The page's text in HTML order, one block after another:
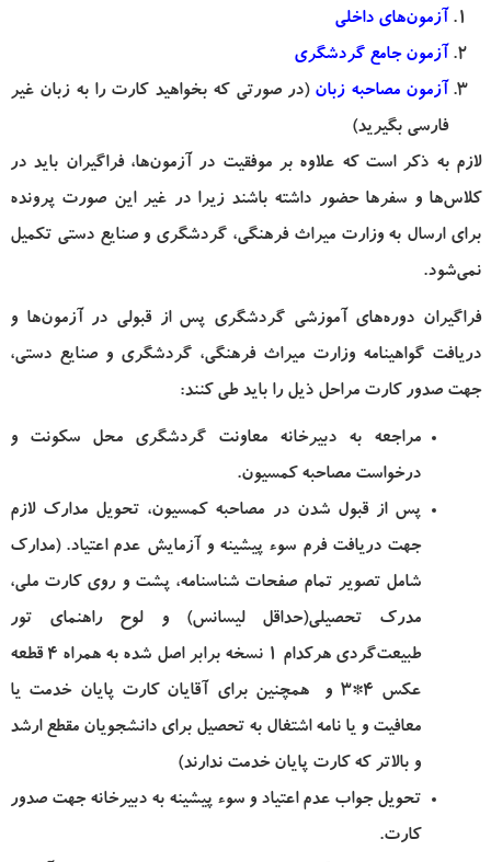
آزمون‌های داخلی
آزمون جامع گردشگری
آزمون مصاحبه زبان (در صورتی که بخواهید کارت را به زبان غیر
فارسی بگیرید)
لازم به ذکر است که علاوه بر موفقیت در آزمون‌ها، فراگیران باید در
کلاس‌ها و سفرها حضور داشته باشند زیرا در غیر این صورت پرونده
برای ارسال به وزارت میراث فرهنگی، گردشگری و صنایع دستی تکمیل
نمی‌شود.
فراگیران دوره‌های آموزشی گردشگری پس از قبولی در آزمون‌ها و
دریافت گواهینامه وزارت میراث فرهنگی، گردشگری و صنایع دستی،
جهت صدور کارت مراحل ذیل را باید طی کنند:
مراجعه به دبیرخانه معاونت گردشگری محل سکونت و
درخواست مصاحبه کمسیون.
پس از قبول شدن در مصاحبه کمسیون، تحویل مدارک لازم
جهت دریافت فرم سوء پیشینه و آزمایش عدم اعتیاد. (مدارک
شامل تصویر تمام صفحات شناسنامه، پشت و روی کارت ملی،
مدرک تحصیلی(حداقل لیسانس) و لوح راهنمای تور
طبیعت‌گردی هرکدام 1 نسخه برابر اصل شده به همراه 4 قطعه
عکس 4*3 و همچنین برای آقایان کارت پایان خدمت یا
معافیت و یا نامه اشتغال به تحصیل برای دانشجویان مقطع ارشد
و بالاتر که کارت پایان خدمت ندارند)
تحویل جواب عدم اعتیاد و سوء پیشینه به دبیرخانه جهت صدور
کارت.